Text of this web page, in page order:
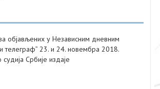
објављених у Независним дневним
телеграф” 23. и 24. новембра 2018.
Србије издаје